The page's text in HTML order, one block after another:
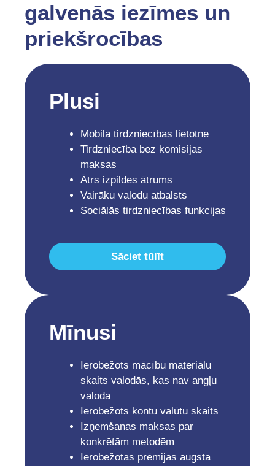
galvenās iezīmes un
priekšrocības
Plusi
Mobilā tirdzniecības lietotne
Tirdzniecība bez komisijas
maksas
Ātrs izpildes ātrums
Vairāku valodu atbalsts
Sociālās tirdzniecības funkcijas
Sāciet tūlīt
Mīnusi
Ierobežots mācību materiālu
skaits valodās, kas nav angļu
valoda
Ierobežots kontu valūtu skaits
Izņemšanas maksas par
konkrētām metodēm
Ierobežotas prēmijas augsta